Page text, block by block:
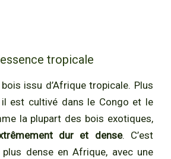
tropicale
issu d’Afrique tropicale. Plus
il est cultivé dans le Congo et le
la plupart des bois exotiques,
dur et dense. C’est
dense en Afrique, avec une